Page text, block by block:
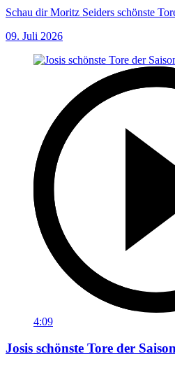
Schau dir Moritz Seiders schönste
09. Juli 2026
4:09
Josis schönste Tore der